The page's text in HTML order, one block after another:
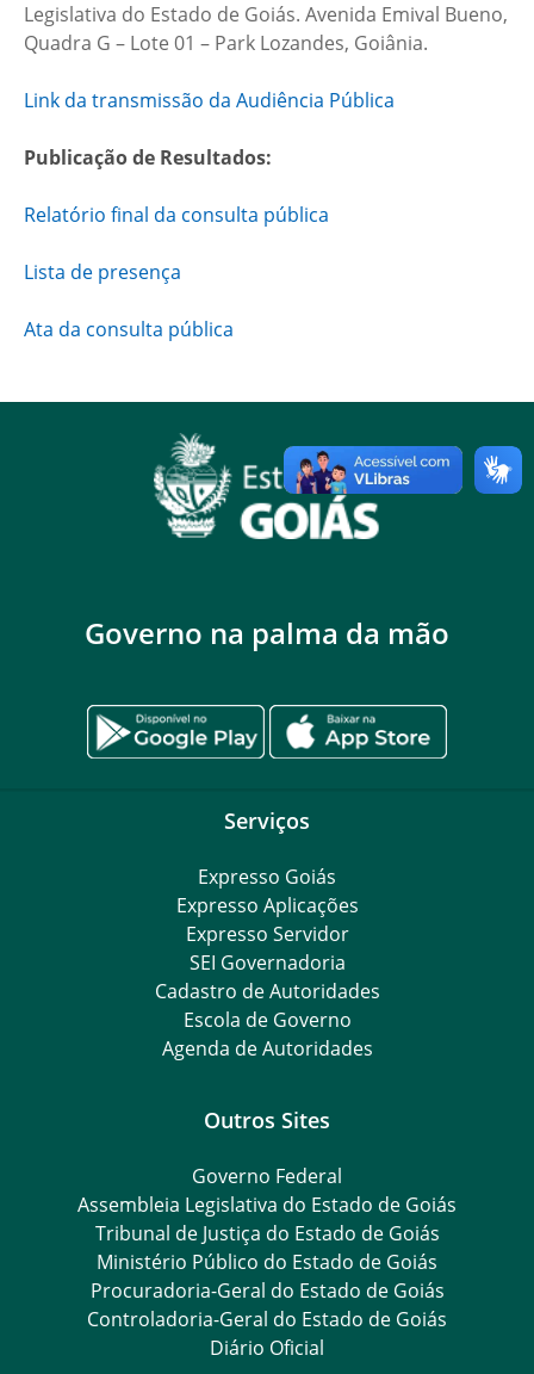
Legislativa do Estado de Goiás. Avenida Emival Bueno,
Quadra G – Lote 01 – Park Lozandes, Goiânia.
Link da transmissão da Audiência Pública
Publicação de Resultados:
Relatório final da consulta pública
Lista de presença
Ata da consulta pública
Governo na palma da mão
Serviços
Expresso Goiás
Expresso Aplicações
Expresso Servidor
SEI Governadoria
Cadastro de Autoridades
Escola de Governo
Agenda de Autoridades
Outros Sites
Governo Federal
Assembleia Legislativa do Estado de Goiás
Tribunal de Justiça do Estado de Goiás
Ministério Público do Estado de Goiás
Procuradoria-Geral do Estado de Goiás
Controladoria-Geral do Estado de Goiás
Diário Oficial